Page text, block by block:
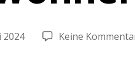
2024 Keine